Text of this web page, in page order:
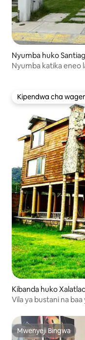
Nyumba huko
Nyumba katika eneo
Kipendwa cha
Kipendwa cha
Kibanda huko
Vila ya bustani na
Mwenyeji Bingwa
Mwenyeji Bingwa